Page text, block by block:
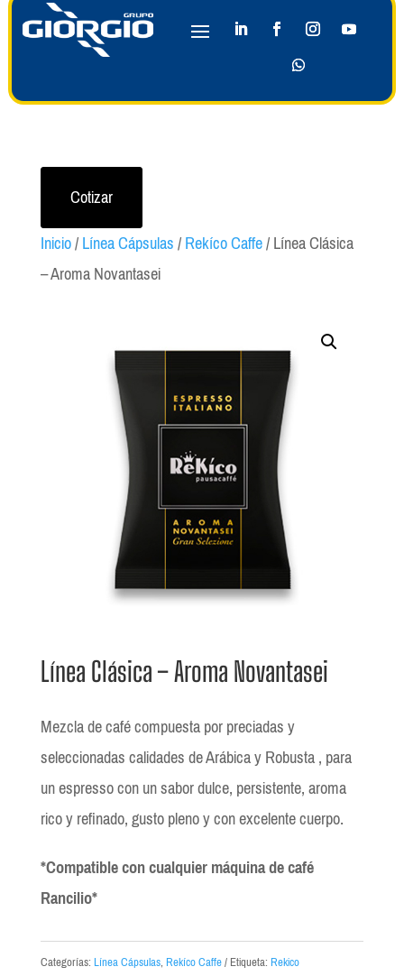
Cotizar
Inicio/Línea Cápsulas/Rekíco Caffe/ Línea Clásica
– Aroma Novantasei
Línea Clásica – Aroma Novantasei
Mezcla de café compuesta por preciadas y
seleccionadas calidades de Arábica y Robusta , para
un espresso con un sabor dulce, persistente, aroma
rico y refinado, gusto pleno y con excelente cuerpo.
*Compatible con cualquier máquina de café
Rancilio*
Categorías: Línea Cápsulas, Rekíco Caffe Etiqueta: Rekico